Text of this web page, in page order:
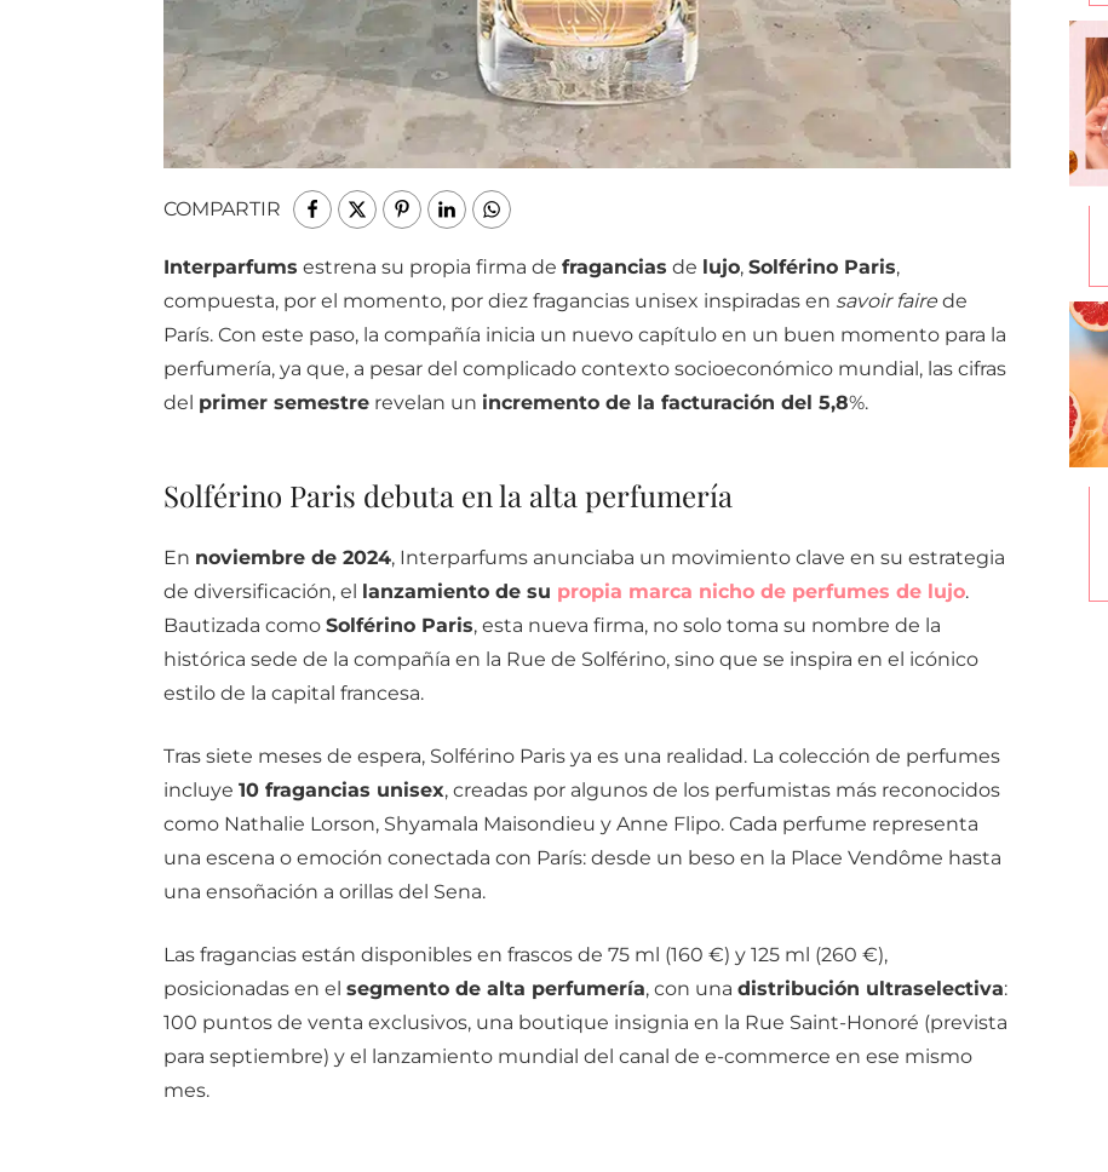
COMPARTIR
Interparfums estrena su propia firma de fragancias de lujo, Solférino Paris,
compuesta, por el momento, por diez fragancias unisex inspiradas en savoir fairede
París. Con este paso, la compañía inicia un nuevo capítulo en un buen momento para la
perfumería, ya que, a pesar del complicado contexto socioeconómico mundial, las cifras
del primer semestrerevelan un incremento de la facturación del 5,8%.
Solférino Paris debuta en la alta perfumería
En noviembre de 2024, Interparfums anunciaba un movimiento clave en su estrategia
de diversificación, el lanzamiento de su propia marca nicho de perfumes de lujo.
Bautizada como Solférino Paris, esta nueva firma, no solo toma su nombre de la
histórica sede de la compañía en la Rue de Solférino, sino que se inspira en el icónico
estilo de la capital francesa.
Tras siete meses de espera, Solférino Paris ya es una realidad. La colección de perfumes
incluye 10 fragancias unisex, creadas por algunos de los perfumistas más reconocidos
como Nathalie Lorson, Shyamala Maisondieu y Anne Flipo. Cada perfume representa
una escena o emoción conectada con París: desde un beso en la Place Vendôme hasta
una ensoñación a orillas del Sena.
Las fragancias están disponibles en frascos de 75 ml (160 €) y 125 ml (260 €),
posicionadas en el segmento de alta perfumería, con una distribución ultraselectiva:
100 puntos de venta exclusivos, una boutique insignia en la Rue Saint-Honoré (prevista
para septiembre) y el lanzamiento mundial del canal de e-commerce en ese mismo
mes.